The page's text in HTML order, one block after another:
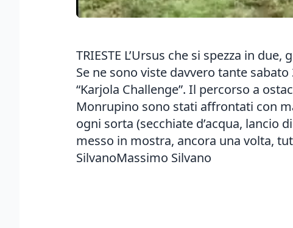
TRIESTE L’Ursus che si spezza in
Se ne sono viste davvero tante
“Karjola Challenge”. Il percorso a
Monrupino sono stati affrontati con
ogni sorta (secchiate d’acqua, lancio
messo in mostra, ancora una volta,
SilvanoMassimo Silvano